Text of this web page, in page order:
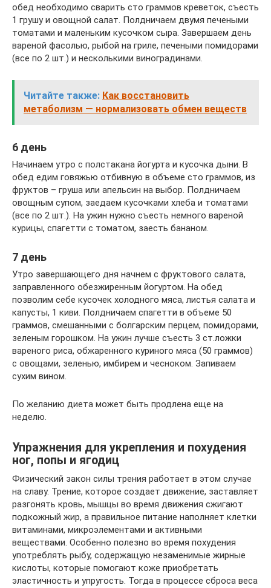
обед необходимо сварить сто граммов креветок, съесть
1 грушу и овощной салат. Полдничаем двумя печеными
томатами и маленьким кусочком сыра. Завершаем день
вареной фасолью, рыбой на гриле, печеными помидорами
(все по 2 шт.) и несколькими виноградинами.
Читайте также: Как восстановить
метаболизм — нормализовать обмен веществ
6 день
Начинаем утро с полстакана йогурта и кусочка дыни. В
обед едим говяжью отбивную в объеме сто граммов, из
фруктов – груша или апельсин на выбор. Полдничаем
овощным супом, заедаем кусочками хлеба и томатами
(все по 2 шт.). На ужин нужно съесть немного вареной
курицы, спагетти с томатом, заесть бананом.
7 день
Утро завершающего дня начнем с фруктового салата,
заправленного обезжиренным йогуртом. На обед
позволим себе кусочек холодного мяса, листья салата и
капусты, 1 киви. Полдничаем спагетти в объеме 50
граммов, смешанными с болгарским перцем, помидорами,
зеленым горошком. На ужин лучше съесть 3 ст.ложки
вареного риса, обжаренного куриного мяса (50 граммов)
с овощами, зеленью, имбирем и чесноком. Запиваем
сухим вином.
По желанию диета может быть продлена еще на
неделю.
Упражнения для укрепления и похудения
ног, попы и ягодиц
Физический закон силы трения работает в этом случае
на славу. Трение, которое создает движение, заставляет
разгонять кровь, мышцы во время движения сжигают
подкожный жир, а правильное питание наполняет клетки
витаминами, микроэлементами и активными
веществами. Особенно полезно во время похудения
употреблять рыбу, содержащую незаменимые жирные
кислоты, которые помогают коже приобретать
эластичность и упругость. Тогда в процессе сброса веса